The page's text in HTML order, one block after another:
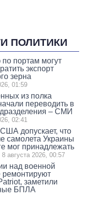
ПОЛИТИКИ
портам могут
экспорт
зерна
01:59
из полка
переводить в
– СМИ
02:41
допускает, что
самолета Украины
мог принадлежать
8 августа 2026, 00:57
над военной
ремонтируют
заметили
БПЛА